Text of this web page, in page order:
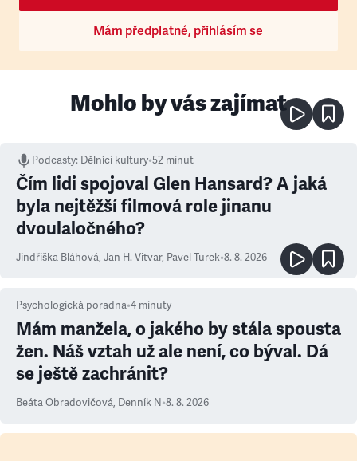
Mám předplatné, přihlásím se
Mohlo by vás zajímat
Podcasty: Dělníci kultury•52 minut
Čím lidi spojoval Glen Hansard? A jaká
byla nejtěžší filmová role jinanu
dvoulaločného?
Jindřiška Bláhová, Jan H. Vitvar, Pavel Turek•8. 8. 2026
Psychologická poradna•4 minuty
Mám manžela, o jakého by stála spousta
žen. Náš vztah už ale není, co býval. Dá
se ještě zachránit?
Beáta Obradovičová, Denník N•8. 8. 2026